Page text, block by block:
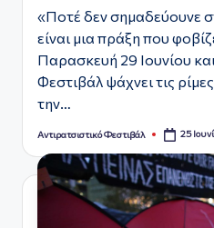
«Ποτέ δεν σημαδεύουνε
είναι μια πράξη που
Παρασκευή 29 Ιουνίου
Φεστιβάλ ψάχνει τις
την…
Συγγραφέας:
Αντιρατσιστικό Φεστιβάλ 25